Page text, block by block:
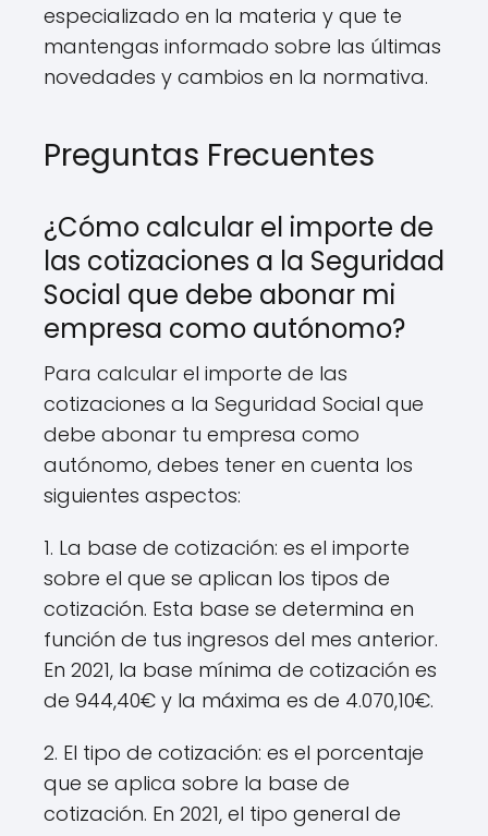
especializado en la materia y que te
mantengas informado sobre las últimas
novedades y cambios en la normativa.
Preguntas Frecuentes
¿Cómo calcular el importe de
las cotizaciones a la Seguridad
Social que debe abonar mi
empresa como autónomo?
Para calcular el importe de las
cotizaciones a la Seguridad Social que
debe abonar tu empresa como
autónomo, debes tener en cuenta los
siguientes aspectos:
1. La base de cotización: es el importe
sobre el que se aplican los tipos de
cotización. Esta base se determina en
función de tus ingresos del mes anterior.
En 2021, la base mínima de cotización es
de 944,40€ y la máxima es de 4.070,10€.
2. El tipo de cotización: es el porcentaje
que se aplica sobre la base de
cotización. En 2021, el tipo general de